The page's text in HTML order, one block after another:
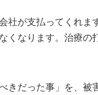
社が支払ってくれま
くなります。治療の
きだった事」を、被